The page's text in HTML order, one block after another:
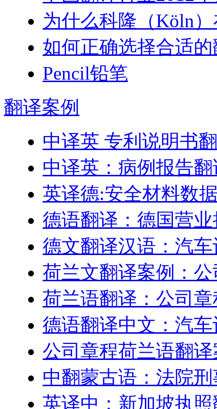
为什么科隆（Köln
如何正确选择合适
Pencil铅笔
翻译案例
中译英 专利说明书
中译英：病例报告
英译德:安全材料数
德语翻译：德国营
德文翻译汉语：汽
荷兰文翻译案例：
荷兰语翻译：公司
德语翻译中文：汽
公司章程荷兰语翻
中翻蒙古语：法院
英译中：新加坡执